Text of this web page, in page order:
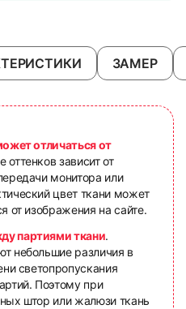
ЗАМЕР
отличаться от
зависит от
монитора или
цвет ткани может
от изображения на сайте.
партиями ткани.
небольшие различия в
светопропускания
Поэтому при
штор или жалюзи ткань